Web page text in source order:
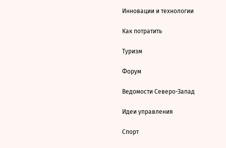
Инновации и технологии
Как потратить
Туризм
Форум
Ведомости Северо-Запад
Идеи управления
Спорт